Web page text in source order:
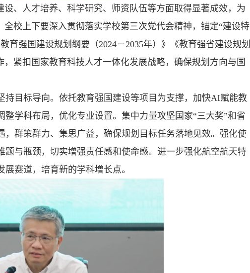
设、人才培养、科学研究、师资队伍等方面取得显著成效，为
校上下要深入贯彻落实学校第三次党代会精神，锚定“建设特
育强国建设规划纲要（2024－2035年）》《教育强省建设规划
紧扣国家教育科技人才一体化发展战略，确保规划方向与国
持目标导向。依托教育强国建设等项目为支撑，加快AI赋能教
学科布局，优化专业设置。集中力量攻坚国家“三大奖”和省
群策群力、集思广益，确保规划目标任务落地见效。强化使
与瓶颈，切实增强责任感和使命感。进一步强化航空航天特
赛道，培育新的学科增长点。